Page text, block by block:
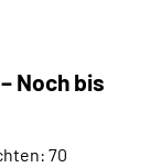
Noch bis
70